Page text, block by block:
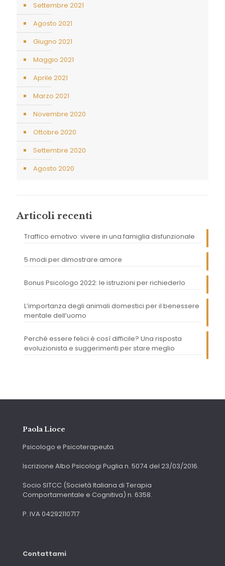
Settembre 2021
Agosto 2021
Giugno 2021
Maggio 2021
Aprile 2021
Marzo 2021
Novembre 2020
Ottobre 2020
Settembre 2020
Agosto 2020
Articoli recenti
Traffico emotivo: vivere in una famiglia disfunzionale
5 modi per dimostrare amore
Bonus Psicologo 2022: le istruzioni per richiederlo
L’importanza degli animali domestici per il benessere
mentale dell’uomo
Perché essere felici è così difficile? Una risposta
evoluzionista e suggerimenti per stare meglio
Paola Lioce
Psicologo e Psicoterapeuta.
Iscrizione Albo Psicologi Puglia n. 5074 del 23/03/2016.
Socio SITCC (Società Italiana di Terapia
Comportamentale e Cognitiva) n. 6358.
P. IVA 04292110717
Contattami